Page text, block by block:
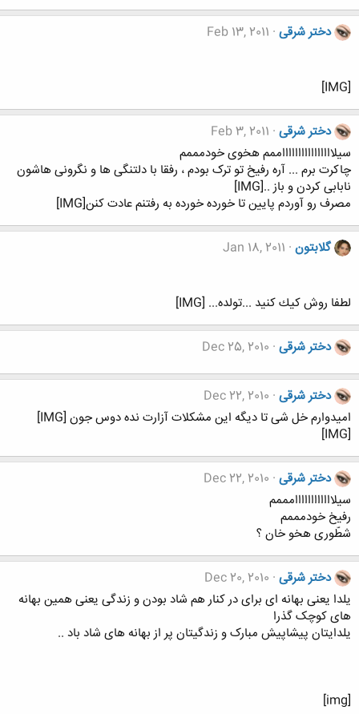
دختر شرقی Feb 13, 2011
[IMG]
دختر شرقی Feb 3, 2011
سیلااااااااااااااااممم هخوی خودمممم
چاکرت برم ... آره رفیخ تو ترک بودم ، رفقا با دلتنگی ها و نگرونی هاشون
نابابی کردن و باز ..[IMG]
مصرف رو آوردم پایین تا خورده خورده به رفتنم عادت کنن[IMG]
گلابتون Jan 18, 2011
لطفا روش كيك كنيد ...تولده... [IMG]
دختر شرقی Dec 25, 2010
دختر شرقی Dec 22, 2010
امیدوارم خل شی تا دیگه این مشکلات آزارت نده دوس جون [IMG]
[IMG]
دختر شرقی Dec 22, 2010
سیلاااااااااااامممم
رفیخ خودمممم
شطّوری هخو خان ؟
دختر شرقی Dec 20, 2010
یلدا یعنی بهانه ای برای در کنار هم شاد بودن و زندگی یعنی همین بهانه
های کوچک گذرا
یلدایتان پیشاپیش مبارک و زندگیتان پر از بهانه های شاد باد ..
[img]